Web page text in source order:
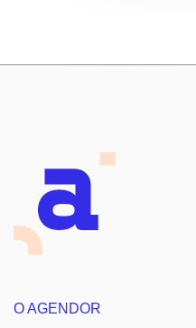
O AGENDOR